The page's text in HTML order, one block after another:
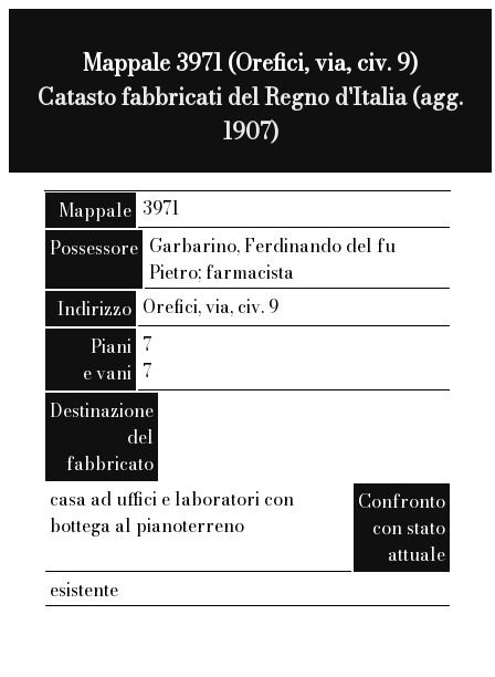
Mappale 3971 (Orefici, via, civ. 9)
Catasto fabbricati del Regno d'Italia (agg.
1907)
Mappale 3971
Possessore Garbarino, Ferdinando del fu
Pietro; farmacista
Indirizzo Orefici, via, civ. 9
Piani
e vani
7
7
Destinazione
del
fabbricato
casa ad uffici e laboratori con
bottega al pianoterreno
Confronto
con stato
attuale
esistente